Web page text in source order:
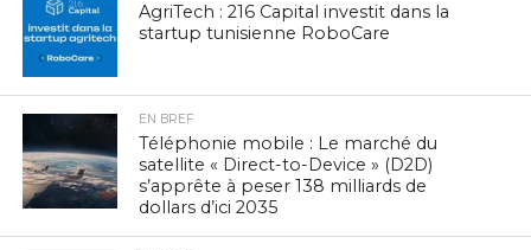
AgriTech : 216 Capital investit dans la
startup tunisienne RoboCare
EN BREF
Téléphonie mobile : Le marché du
satellite « Direct-to-Device » (D2D)
s’apprête à peser 138 milliards de
dollars d’ici 2035